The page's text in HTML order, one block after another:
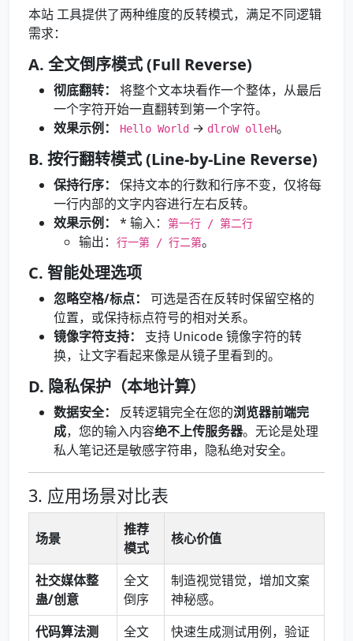
本站 工具提供了两种维度的反转模式，满足不同逻辑
需求：
A. 全文倒序模式 (Full Reverse)
彻底翻转：
将整个文本块看作一个整体，从最后
一个字符开始一直翻转到第一个字符。
效果示例：
Hello World → dlroW olleH。
B. 按行翻转模式 (Line-by-Line Reverse)
保持行序：
保持文本的行数和行序不变，仅将每
一行内部的文字内容进行左右反转。
效果示例：
* 输入： 第一行 / 第二行
输出： 行一第 / 行二第。
C. 智能处理选项
忽略空格/标点：
可选是否在反转时保留空格的
位置，或保持标点符号的相对关系。
镜像字符支持：
支持 Unicode 镜像字符的转
换，让文字看起来像是从镜子里看到的。
D. 隐私保护（本地计算）
数据安全： 反转逻辑完全在您的浏览器前端完
成，您的输入内容绝不上传服务器。无论是处理
私人笔记还是敏感字符串，隐私绝对安全。
3. 应用场景对比表
场景
推荐
模式
核心价值
社交媒体整
蛊/创意
全文
倒序
制造视觉错觉，增加文案
神秘感。
代码算法测
全文
快速生成测试用例，验证